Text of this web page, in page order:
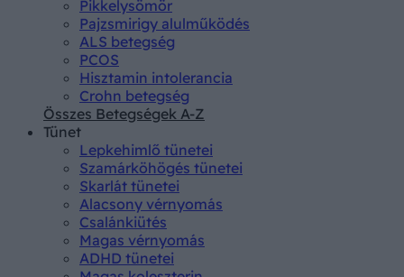
Pikkelysömör
Pajzsmirigy alulműködés
ALS betegség
PCOS
Hisztamin intolerancia
Crohn betegség
Összes Betegségek A-Z
Tünet
Lepkehimlő tünetei
Szamárköhögés tünetei
Skarlát tünetei
Alacsony vérnyomás
Csalánkiütés
Magas vérnyomás
ADHD tünetei